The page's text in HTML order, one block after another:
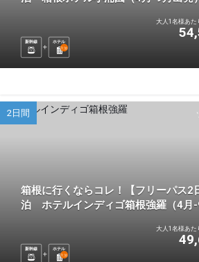
新幹線
ホテル
1 泊
大人1名様あた
2日間
箱根に行くならコレ！【フリーパス2
泊 ホテルインディゴ箱根強羅（4月-
新幹線
ホテル
1 泊
大人1名様あた